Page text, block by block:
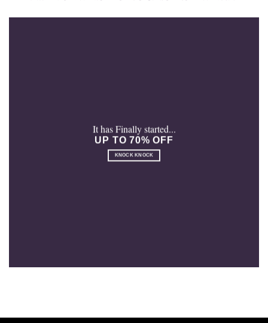
It has Finally started...
UP TO 70% OFF
KNOCK KNOCK